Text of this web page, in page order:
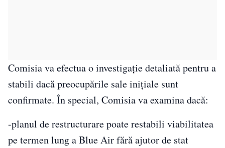
Comisia va efectua o investigaţie detaliată pentru a
stabili dacă preocupările sale iniţiale sunt
confirmate. În special, Comisia va examina dacă:
-planul de restructurare poate restabili viabilitatea
pe termen lung a Blue Air fără ajutor de stat